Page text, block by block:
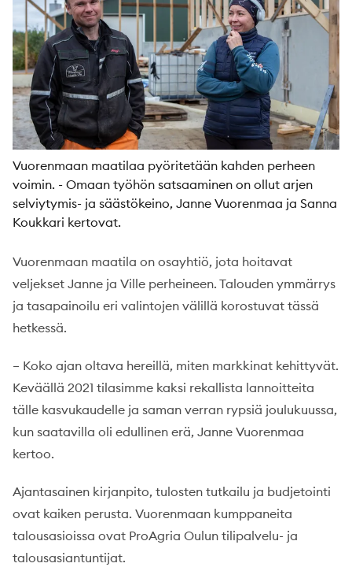
Vuorenmaan maatilaa pyöritetään kahden perheen
voimin. - Omaan työhön satsaaminen on ollut arjen
selviytymis- ja säästökeino, Janne Vuorenmaa ja Sanna
Koukkari kertovat.
Vuorenmaan maatila on osayhtiö, jota hoitavat
veljekset Janne ja Ville perheineen. Talouden ymmärrys
ja tasapainoilu eri valintojen välillä korostuvat tässä
hetkessä.
– Koko ajan oltava hereillä, miten markkinat kehittyvät.
Keväällä 2021 tilasimme kaksi rekallista lannoitteita
tälle kasvukaudelle ja saman verran rypsiä joulukuussa,
kun saatavilla oli edullinen erä, Janne Vuorenmaa
kertoo.
Ajantasainen kirjanpito, tulosten tutkailu ja budjetointi
ovat kaiken perusta. Vuorenmaan kumppaneita
talousasioissa ovat ProAgria Oulun tilipalvelu- ja
talousasiantuntijat.